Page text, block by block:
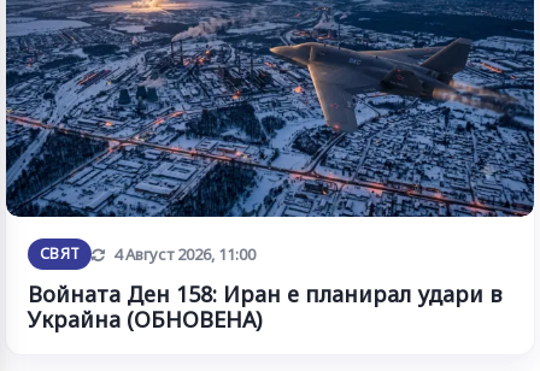
СВЯТ Обновена
4 Август 2026, 11:00
Войната Ден 158: Иран е планирал удари в
Украйна (ОБНОВЕНА)